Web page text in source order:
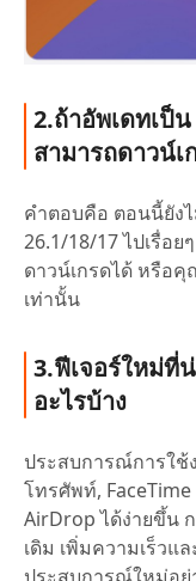
2.ถ้าอัพเดทเป็
สามารถดาวน์เ
คำตอบคือ ตอนนี้ยัง
26.1/18/17 ไปเรื่อ
ดาวน์เกรดได้ หรือคุ
เท่านั้น
3.ฟีเจอร์ใหม่ที่
อะไรบ้าง
ประสบการณ์การใช้
โทรศัพท์,
AirDrop ได้ง่ายขึ้น
เดิม เพิ่มความเร็ว
ประสบการณ์ใหม่อ